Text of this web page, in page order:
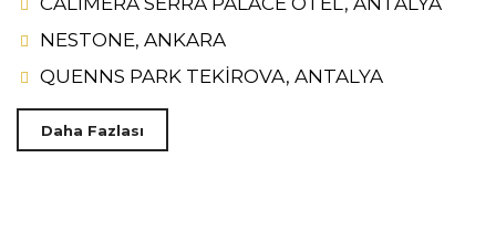
NESTONE, ANKARA
QUENNS PARK TEKİROVA, ANTALYA
Daha Fazlası